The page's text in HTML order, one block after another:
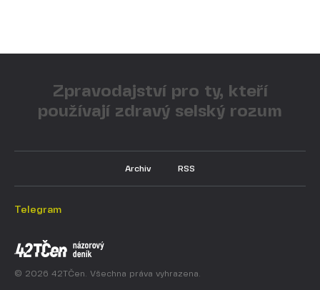
Zpravodajství pro ty, kteří
používají zdravý selský rozum
Archiv RSS
© 2026 42TČen. Všechna práva vyhrazena.
Telegram